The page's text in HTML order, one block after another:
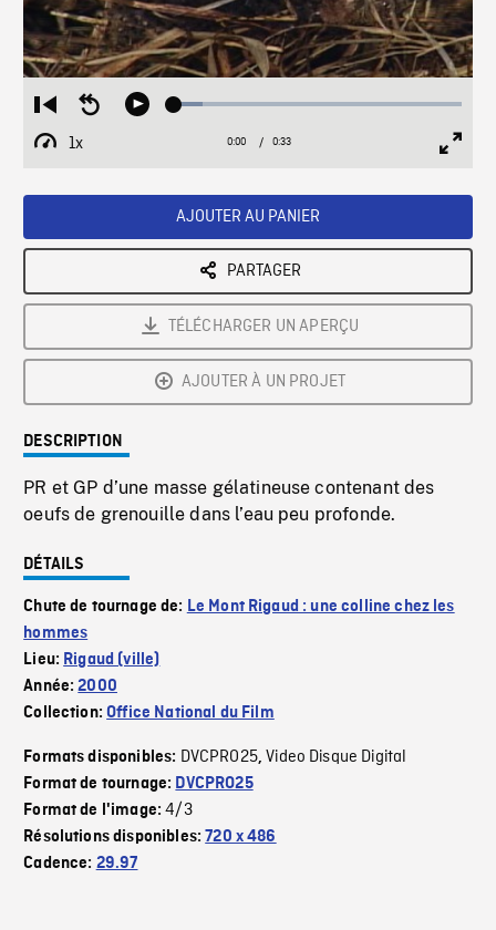
Restart
from
beginning
Seek
Play Loaded:
1x
Playback
Current
0:00 / Duration
0:33
AJOUTER AU PANIER
PARTAGER
TÉLÉCHARGER UN APERÇU
AJOUTER À UN PROJET
DESCRIPTION
PR et GP d’une masse gélatineuse contenant des
oeufs de grenouille dans l’eau peu profonde.
DÉTAILS
Chute de tournage de: Le Mont Rigaud : une colline chez les
hommes
Lieu: Rigaud (ville)
Année:2000
Collection:Office National du Film
Formats disponibles: DVCPRO25,Video Disque Digital
Format de tournage: DVCPRO25
Format de l'image:4/3
Résolutions disponibles:720 x 486
Cadence: 29.97